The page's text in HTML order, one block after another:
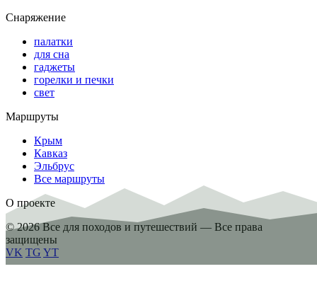
Снаряжение
палатки
для сна
гаджеты
горелки и печки
свет
Маршруты
Крым
Кавказ
Эльбрус
Все маршруты
О проекте
© 2026 Все для походов и путешествий — Все права
защищены
VK TG YT